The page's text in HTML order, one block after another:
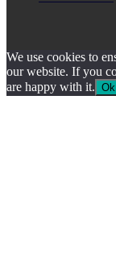
We use cookies to
our website. If you
are happy with it. Ok